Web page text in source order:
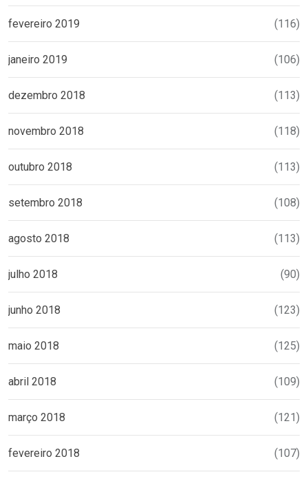
fevereiro 2019 (116)
janeiro 2019 (106)
dezembro 2018 (113)
novembro 2018 (118)
outubro 2018 (113)
setembro 2018 (108)
agosto 2018 (113)
julho 2018 (90)
junho 2018 (123)
maio 2018 (125)
abril 2018 (109)
março 2018 (121)
fevereiro 2018 (107)